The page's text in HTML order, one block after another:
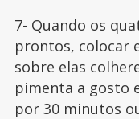
7- Quando os
prontos, colocar
sobre elas
pimenta a gosto
por 30 minutos